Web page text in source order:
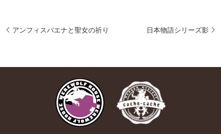
アンフィスバエナと聖女の祈り 日本物語シリーズ影